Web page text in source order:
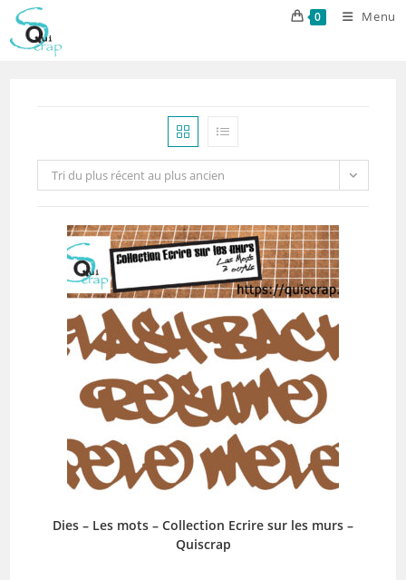
Skip
content
0 Menu
Tri du plus récent au plus ancien
Dies – Les mots – Collection Ecrire sur les murs –
Quiscrap